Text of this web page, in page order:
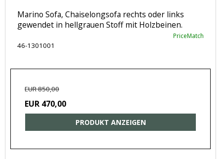
Marino Sofa, Chaiselongsofa rechts oder links
gewendet in hellgrauen Stoff mit Holzbeinen.
PriceMatch
46-1301001
EUR 850,00
EUR 470,00
PRODUKT ANZEIGEN